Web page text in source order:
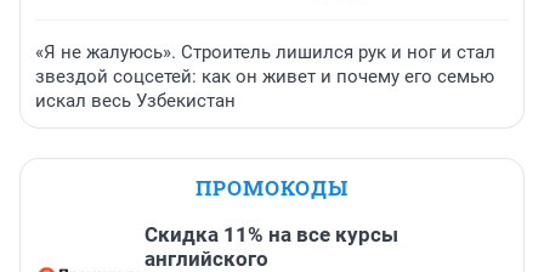
«Я не жалуюсь». Строитель лишился рук и ног и стал
звездой соцсетей: как он живет и почему его семью
искал весь Узбекистан
ПРОМОКОДЫ
Скидка 11% на все курсы
английского